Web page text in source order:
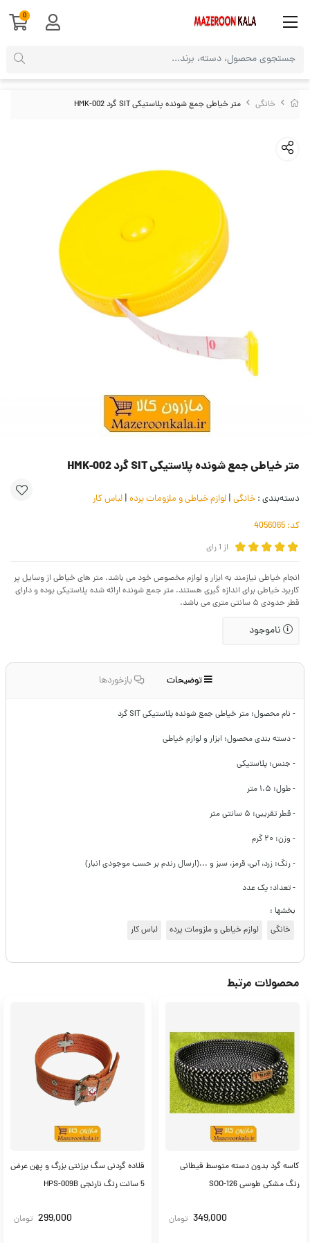
خانگی متر خیاطی جمع شونده پلاستیکی SIT گرد HMK-002
متر خیاطی جمع شونده پلاستیکی SIT گرد HMK-002
دسته‌بندی : خانگی | لوازم خیاطی و ملزومات پرده | لباس کار
کد:
از 1رای
انجام خیاطی نیازمند به ابزار و لوازم مخصوص خود می باشد. متر های خیاطی از وسایل پر
کاربرد خیاطی برای اندازه گیری هستند. متر جمع شونده ارائه شده پلاستیکی بوده و دارای
قطر حدودی ۵ سانتی متری می باشد.
ناموجود
توضیحات بازخوردها
- نام محصول: متر خیاطی جمع شونده پلاستیکی SIT گرد
- دسته بندی محصول: ابزار و لوازم خیاطی
- جنس: پلاستیکی
- طول: ۱.۵ متر
- قطر تقریبی: ۵ سانتی متر
- وزن: ۲۰ گرم
- رنگ: زرد، آبی، قرمز، سبز و ...(ارسال رندم بر حسب موجودی انبار)
- تعداد: یک عدد
بخشها :
خانگی
لوازم خیاطی و ملزومات پرده لباس کار
محصولات مرتبط
کاسه گرد بدون دسته متوسط قیطانی
رنگ مشکی طوسی SOO-126
349,000 تومان
قلاده گردنی سگ برزنتی بزرگ و پهن عرض
5 سانت رنگ نارنجی HPS-009B
299,000 تومان
0